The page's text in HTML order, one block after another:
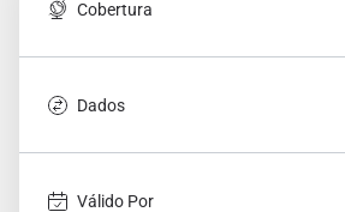
Cobertura
Dados
Válido Por